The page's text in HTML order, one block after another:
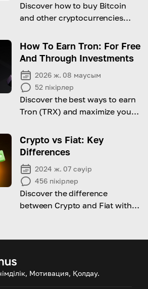
Discover how to buy Bitcoin
and other cryptocurrencies
explore the potential risks
involved!
How To Earn Tron: For Free
And Through Investments
2026 ж. 08 маусым
52 пікірлер
Discover the best ways to earn
Tron (TRX) and maximize your
Crypto vs Fiat: Key
Differences
2024 ж. 07 сәуір
456 пікірлер
Discover the difference
between Crypto and Fiat with
Мотивация, Қолдау.